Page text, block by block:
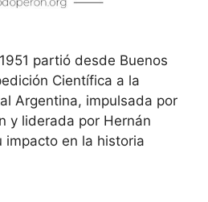
partió desde Buenos
Científica a la
Argentina, impulsada por
y liderada por Hernán
impacto en la historia